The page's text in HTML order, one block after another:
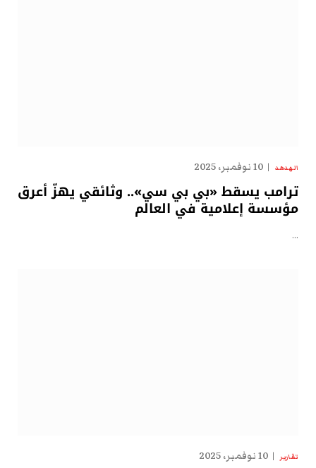
الهدهد 10 نوفمبر، 2025
ترامب يسقط «بي بي سي».. وثائقي يهزّ أعرق
مؤسسة إعلامية في العالم
…
تقارير 10 نوفمبر، 2025